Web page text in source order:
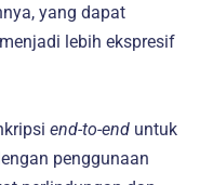
yang dapat
lebih ekspresif
end-to-end untuk
penggunaan